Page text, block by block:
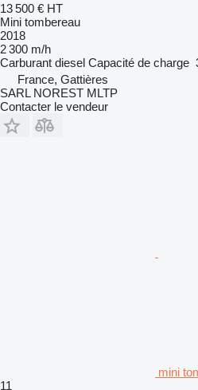
13 500 € HT
Mini tombereau
2018
2 300 m/h
Carburant diesel Capacité de charge
France, Gattières
SARL NOREST MLTP
Contacter le vendeur
mini
11